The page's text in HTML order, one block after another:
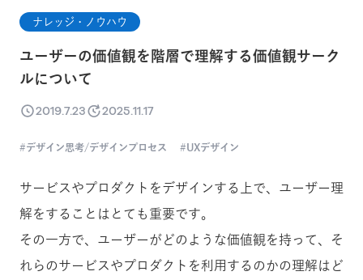
ナレッジ・ノウハウ
ユーザーの価値観を階層で理解する価値観サーク
ルについて
2019.7.23 2025.11.17
デザイン思考/デザインプロセス UXデザイン
サービスやプロダクトをデザインする上で、ユーザー理
解をすることはとても重要です。
その一方で、ユーザーがどのような価値観を持って、そ
れらのサービスやプロダクトを利用するのかの理解はど